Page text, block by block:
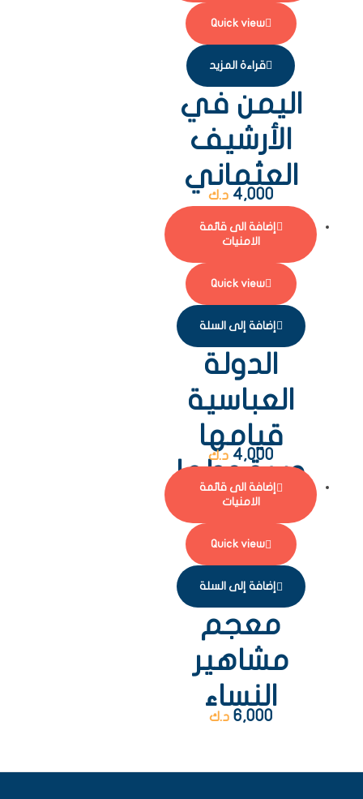
Quick view
قراءة المزيد
اليمن في
الأرشيف
العثماني
4,000 د.ك
إضافة الى قائمة
الامنيات
Quick view
إضافة إلى السلة
الدولة
العباسية
قيامها
وسقوطها
4,000 د.ك
إضافة الى قائمة
الامنيات
Quick view
إضافة إلى السلة
معجم
مشاهير
النساء
6,000 د.ك